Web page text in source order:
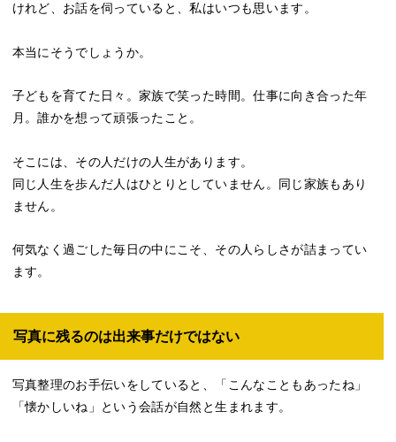
けれど、お話を伺っていると、私はいつも思います。
本当にそうでしょうか。
子どもを育てた日々。家族で笑った時間。仕事に向き合った年
月。誰かを想って頑張ったこと。
そこには、その人だけの人生があります。
同じ人生を歩んだ人はひとりとしていません。同じ家族もあり
ません。
何気なく過ごした毎日の中にこそ、その人らしさが詰まってい
ます。
写真に残るのは出来事だけではない
写真整理のお手伝いをしていると、「こんなこともあったね」
「懐かしいね」という会話が自然と生まれます。